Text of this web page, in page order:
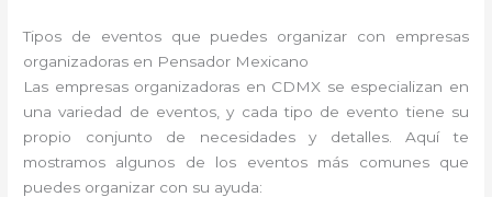
Tipos de eventos que puedes organizar con empresas
organizadoras en Pensador Mexicano
Las empresas organizadoras en CDMX se especializan en
una variedad de eventos, y cada tipo de evento tiene su
propio conjunto de necesidades y detalles. Aquí te
mostramos algunos de los eventos más comunes que
puedes organizar con su ayuda: